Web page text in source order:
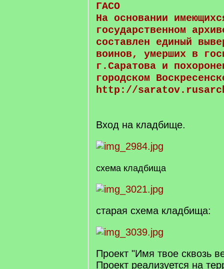
ГАСО
На основании
государственном
составлен единый
воинов, умерших в
г.Саратова и
городском
http://
Вход на кладбище.
схема кладбища
старая схема кладбища:
Проект "Имя твое сквозь
Проект реализуется на